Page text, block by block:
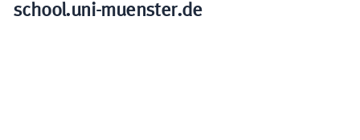
school.uni-muenster.de